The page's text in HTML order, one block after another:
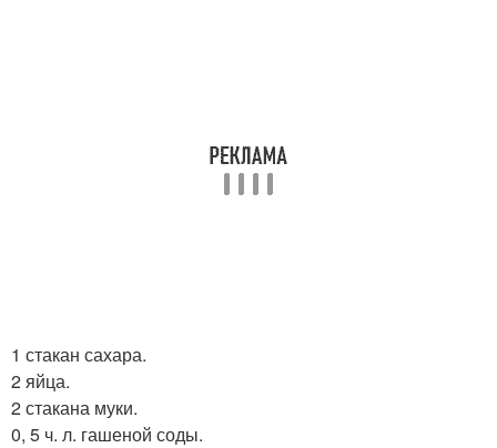
1 стакан сахара.
2 яйца.
2 стакана муки.
0, 5 ч. л. гашеной соды.